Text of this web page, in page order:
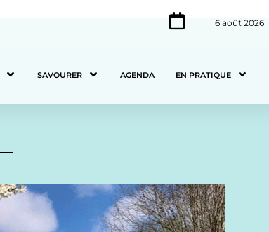
6 août 2026
SAVOURER AGENDA EN PRATIQUE